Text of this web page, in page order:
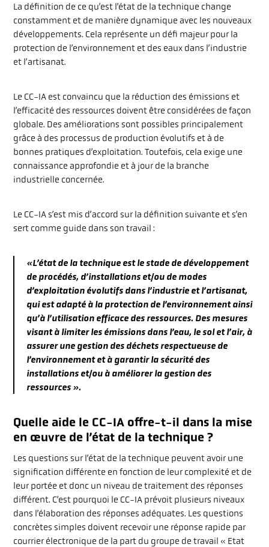
La définition de ce qu’est l’état de la technique change
constamment et de manière dynamique avec les nouveaux
développements. Cela représente un défi majeur pour la
protection de l’environnement et des eaux dans l’industrie
et l’artisanat.
Le CC-IA est convaincu que la réduction des émissions et
l’efficacité des ressources doivent être considérées de façon
globale. Des améliorations sont possibles principalement
grâce à des processus de production évolutifs et à de
bonnes pratiques d’exploitation. Toutefois, cela exige une
connaissance approfondie et à jour de la branche
industrielle concernée.
Le CC-IA s’est mis d’accord sur la définition suivante et s’en
sert comme guide dans son travail :
«L’état de la technique est le stade de développement
de procédés, d’installations et/ou de modes
d’exploitation évolutifs dans l’industrie et l’artisanat,
qui est adapté à la protection de l’environnement ainsi
qu’à l’utilisation efficace des ressources. Des mesures
visant à limiter les émissions dans l’eau, le sol et l’air, à
assurer une gestion des déchets respectueuse de
l’environnement et à garantir la sécurité des
installations et/ou à améliorer la gestion des
ressources ».
Quelle aide le CC-IA offre-t-il dans la mise
en œuvre de l’état de la technique ?
Les questions sur l’état de la technique peuvent avoir une
signification différente en fonction de leur complexité et de
leur portée et donc un niveau de traitement des réponses
différent. C’est pourquoi le CC-IA prévoit plusieurs niveaux
dans l’élaboration des réponses adéquates. Les questions
concrètes simples doivent recevoir une réponse rapide par
courrier électronique de la part du groupe de travail « Etat